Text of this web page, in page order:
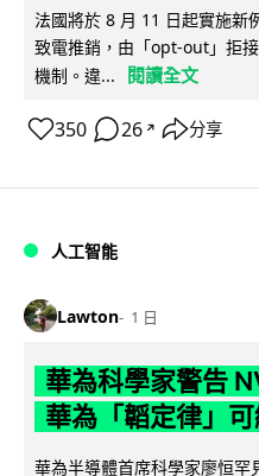
法國將於 8 月 11 日起實施新
致電推銷，由「opt-out」拒
機制。違...
閱讀全文
350 26 ↗ 分享
人工智能
Lawton 1 日
華為科學家警告
華為「韜定律」
華為半導體首席科學家廖恒